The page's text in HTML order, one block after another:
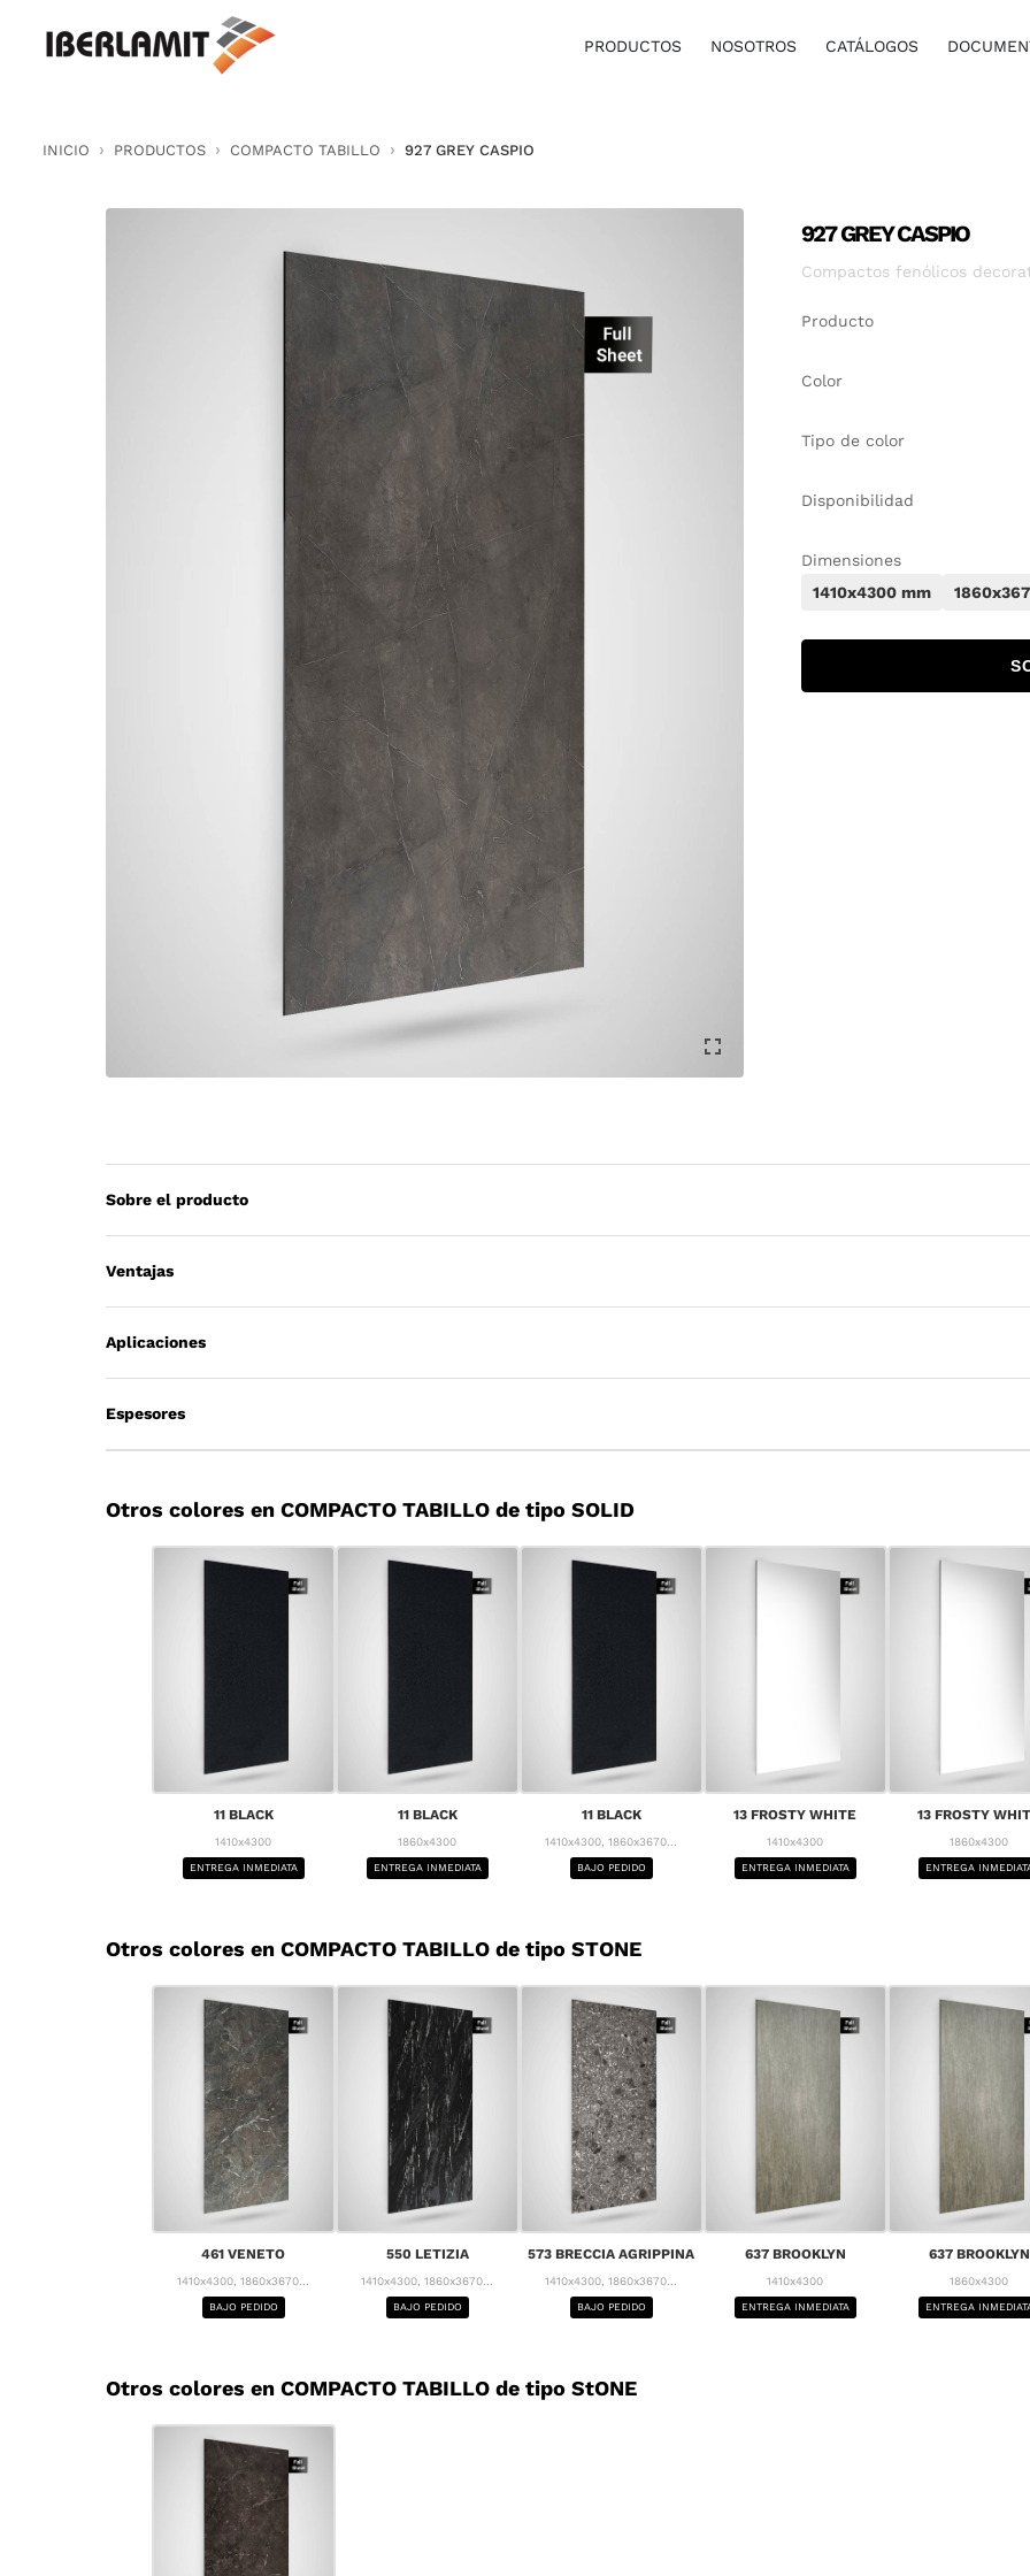
PRODUCTOS NOSOTROS CATÁLOGOS
INICIO PRODUCTOS COMPACTO TABILLO 927 GREY CASPIO
927 GREY CASPIO
Compactos fenólicos
Producto
Color
Tipo de color
Disponibilidad
Dimensiones
1410x4300 mm
Sobre el producto
Ventajas
Aplicaciones
Espesores
Otros colores en COMPACTO TABILLO de tipo SOLID
11 BLACK
1410x4300
ENTREGA INMEDIATA
11 BLACK
1860x4300
ENTREGA INMEDIATA
11 BLACK
1410x4300, 1860x3670...
BAJO PEDIDO
13 FROSTY WHITE
1410x4300
ENTREGA INMEDIATA
13 FROSTY
1860x4300
ENTREGA
Otros colores en COMPACTO TABILLO de tipo STONE
461 VENETO
1410x4300, 1860x3670...
BAJO PEDIDO
550 LETIZIA
1410x4300, 1860x3670...
BAJO PEDIDO
573 BRECCIA AGRIPPINA
1410x4300, 1860x3670...
BAJO PEDIDO
637 BROOKLYN
1410x4300
ENTREGA INMEDIATA
637 BROOKLYN
1860x4300
ENTREGA
Otros colores en COMPACTO TABILLO de tipo StONE